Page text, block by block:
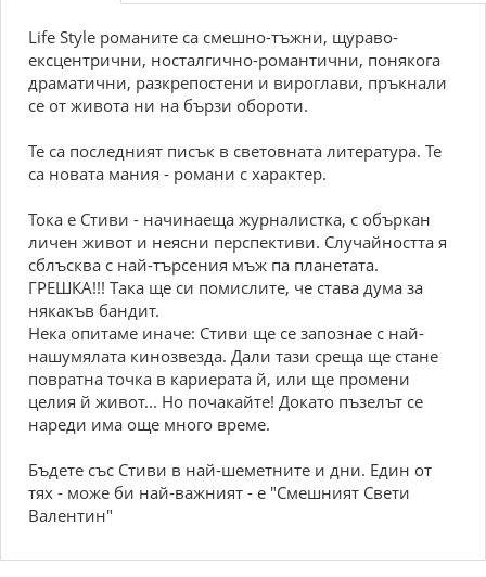
Life Style романите са смешно-тъжни, щураво-
ексцентрични, носталгично-романтични, понякога
драматични, разкрепостени и вироглави, пръкнали
се от живота ни на бързи обороти.
Те са последният писък в световната литература. Те
са новата мания - романи с характер.
Тока е Стиви - начинаеща журналистка, с объркан
личен живот и неясни перспективи. Случайността я
сблъсква с най-търсения мъж па планетата.
ГРЕШКА!!! Така ще си помислите, че става дума за
някакъв бандит.
Нека опитаме иначе: Стиви ще се запознае с най-
нашумялата кинозвезда. Дали тази среща ще стане
повратна точка в кариерата й, или ще промени
целия й живот... Но почакайте! Докато пъзелът се
нареди има още много време.
Бъдете със Стиви в най-шеметните и дни. Един от
тях - може би най-важният - е "Смешният Свети
Валентин"